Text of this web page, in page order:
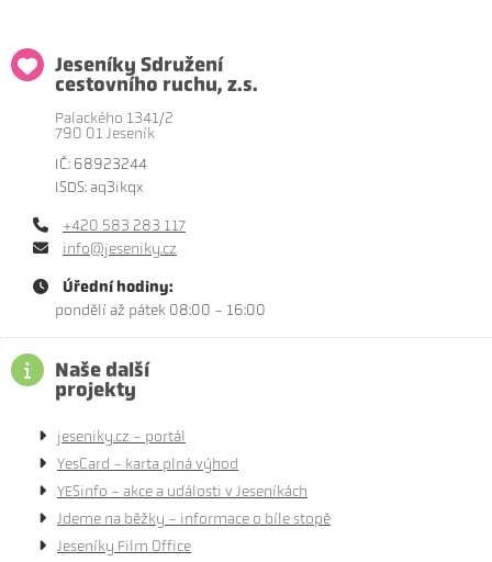
Jeseníky Sdružení
cestovního ruchu, z.s.
Palackého 1341/2
790 01 Jeseník
IČ: 68923244
ISDS: aq3ikqx
+420 583 283 117
info@jeseniky.cz
Úřední hodiny:
pondělí až pátek 08:00 - 16:00
Naše další
projekty
jeseniky.cz - portál
YesCard - karta plná výhod
YESinfo - akce a události v Jeseníkách
Jdeme na běžky - informace o bíle stopě
Jeseníky Film Office